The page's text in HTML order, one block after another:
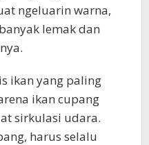
ngeluarin warna,
lemak dan
ikan yang paling
ikan cupang
sirkulasi udara.
harus selalu